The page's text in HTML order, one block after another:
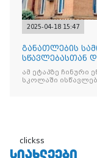
2025-04-18 15:47
განათლების
სწავლებასთან
ავრცელებს
ამ ეტაპზე ჩინური
სკოლაში
clickss
ᲡᲘᲐᲮᲚᲔᲔᲑᲘ